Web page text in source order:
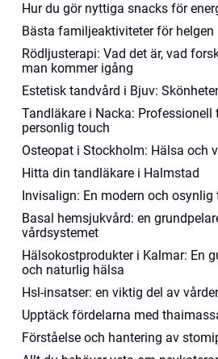
Hur du gör nyttiga snacks för
Bästa familjeaktiviteter för helgen
Rödljusterapi: Vad det är, vad
man kommer igång
Estetisk tandvård i Bjuv:
Tandläkare i Nacka: Professionell
personlig touch
Osteopat i Stockholm: Hälsa och
Hitta din tandläkare i Halmstad
Invisalign: En modern och
Basal hemsjukvård: en
vårdsystemet
Hälsokostprodukter i Kalmar: En
och naturlig hälsa
Hsl-insatser: en viktig del av
Upptäck fördelarna med
Förståelse och hantering av